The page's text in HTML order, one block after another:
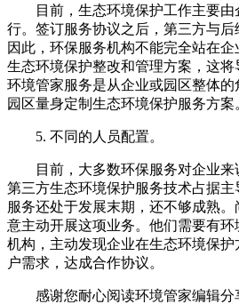
目前，生态环境保护工作主要由
行。签订服务协议之后，第三方与后
因此，环保服务机构不能完全站在
生态环境保护整改和管理方案，这将
环境管家服务是从企业或园区整体
园区量身定制生态环境保护服务方案
5. 不同的人员配置。
目前，大多数环保服务对企业来
第三方生态环境保护服务技术占据
服务还处于发展末期，还不够成熟
意主动开展这项业务。他们需要有
机构，主动发现企业在生态环境保
户需求，达成合作协议。
感谢您耐心阅读环境管家编辑分